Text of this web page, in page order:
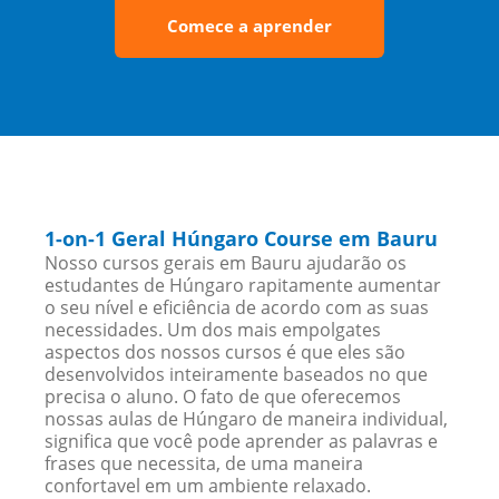
Comece a aprender
1-on-1 Geral Húngaro Course em Bauru
Nosso cursos gerais em Bauru ajudarão os
estudantes de Húngaro rapitamente aumentar
o seu nível e eficiência de acordo com as suas
necessidades. Um dos mais empolgates
aspectos dos nossos cursos é que eles são
desenvolvidos inteiramente baseados no que
precisa o aluno. O fato de que oferecemos
nossas aulas de Húngaro de maneira individual,
significa que você pode aprender as palavras e
frases que necessita, de uma maneira
confortavel em um ambiente relaxado.